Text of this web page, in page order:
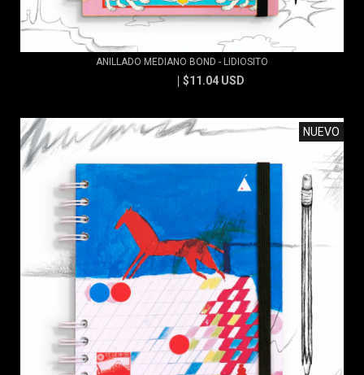
ANILLADO MEDIANO BOND - LIDIOSITO
$11.04 USD
NUEVO